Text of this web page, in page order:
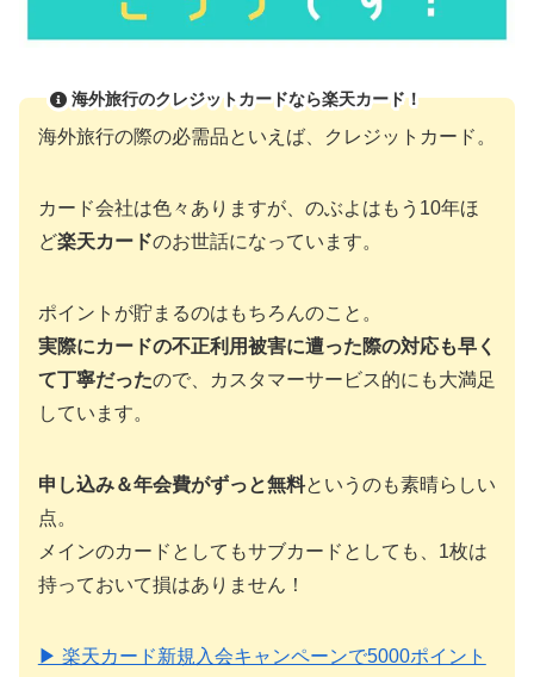
海外旅行のクレジットカードなら楽天カード！
海外旅行の際の必需品といえば、クレジットカード。
カード会社は色々ありますが、のぶよはもう10年ほ
ど楽天カードのお世話になっています。
ポイントが貯まるのはもちろんのこと。
実際にカードの不正利用被害に遭った際の対応も早く
て丁寧だったので、カスタマーサービス的にも大満足
しています。
申し込み＆年会費がずっと無料というのも素晴らしい
点。
メインのカードとしてもサブカードとしても、1枚は
持っておいて損はありません！
▶ 楽天カード新規入会キャンペーンで5000ポイント